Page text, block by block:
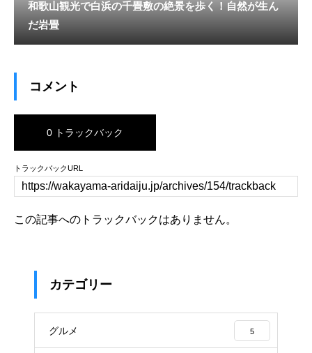
和歌山観光で白浜の千畳敷の絶景を歩く！自然が生ん
だ岩畳
コメント
0 トラックバック
トラックバックURL
この記事へのトラックバックはありません。
カテゴリー
グルメ 5